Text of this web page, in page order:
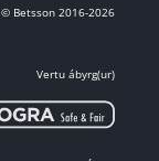
© Betsson 2016-2026
Vertu ábyrg(ur)